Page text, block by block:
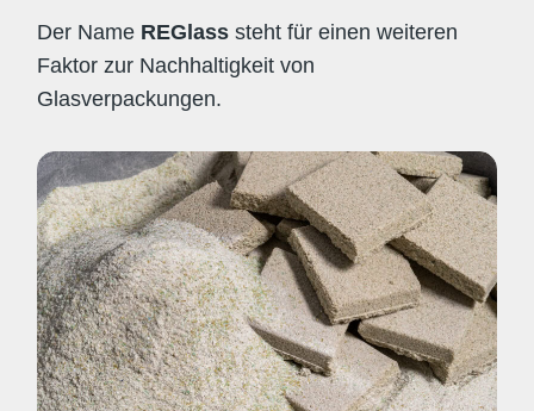
Der Name REGlass steht für einen weiteren
Faktor zur Nachhaltigkeit von
Glasverpackungen.